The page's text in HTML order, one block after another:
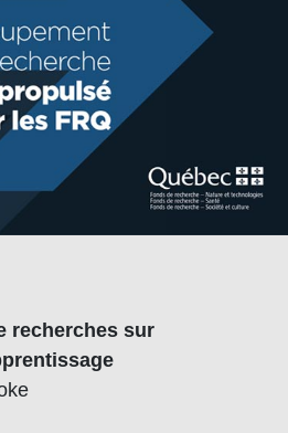
recherches sur